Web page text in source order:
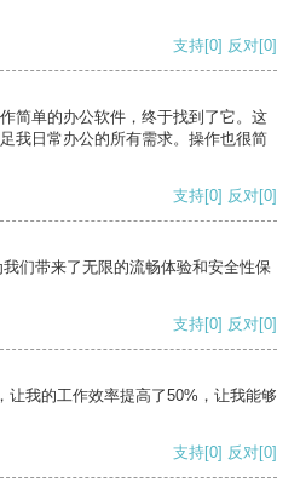
支持[0] 反对[0]
简单的办公软件，终于找到了它。这
我日常办公的所有需求。操作也很简
支持[0] 反对[0]
们带来了无限的流畅体验和安全性保
支持[0] 反对[0]
让我的工作效率提高了50%，让我能够
支持[0] 反对[0]